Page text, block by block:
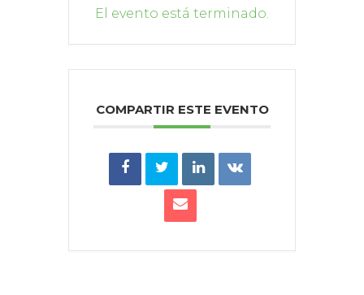
El evento está terminado.
COMPARTIR ESTE EVENTO